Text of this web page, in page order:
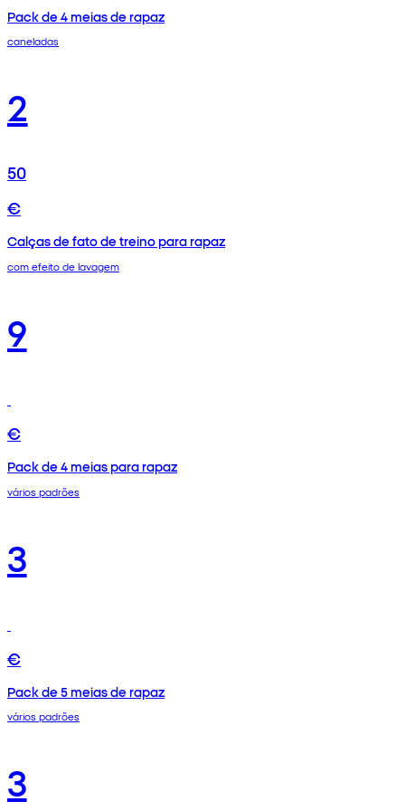
Pack de 4 meias de rapaz
caneladas
2
50
€
Calças de fato de treino para rapaz
com efeito de lavagem
9
€
Pack de 4 meias para rapaz
vários padrões
3
€
Pack de 5 meias de rapaz
vários padrões
3